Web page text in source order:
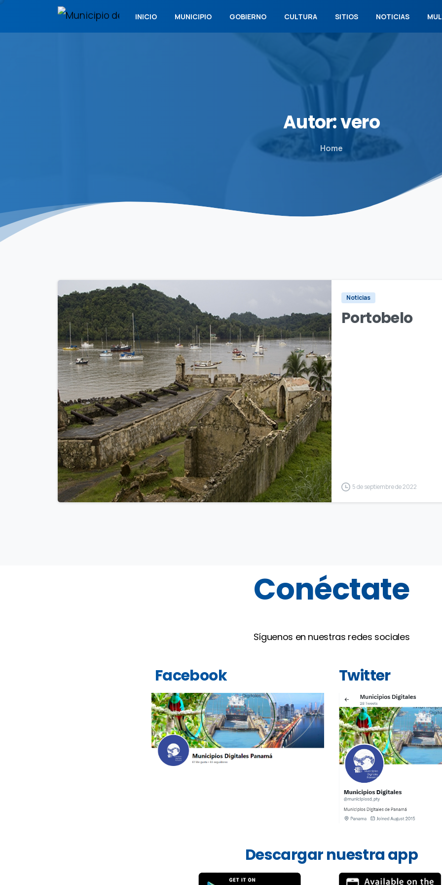
INICIO MUNICIPIO GOBIERNO CULTURA SITIOS NOTICIAS
Autor:vero
Home
21
Noticias
Portobelo
5 de septiembre de 2022
Conéctate
Síguenos en nuestras redes sociales
Facebook Twitter
Descargarnuestraapp